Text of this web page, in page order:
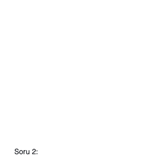
Soru 2: